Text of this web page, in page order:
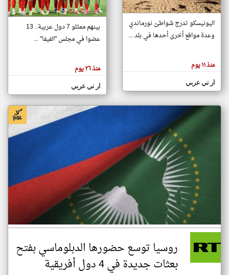
تغيير الدولة
اخبار جزر القمر على مدار الساعة
أهم اخبار جزر القمر العاجلة والمباشرة
هنا عن
وجهة
كاتبيها.
اليونيسكو تدرج شواطئ نورماندي
وعدة مواقع أخرى أحدها في بلد ...
منذ ١١ يوم
ار تي عربي
بينهم ممثلو 7 دول عربية.. 13
عضوا في مجلس "الفيفا" ...
منذ ٢٦ يوم
ار تي عربي
روسيا توسع حضورها الدبلوماسي بفتح
بعثات جديدة في 4 دول أفريقية
klyoum.com